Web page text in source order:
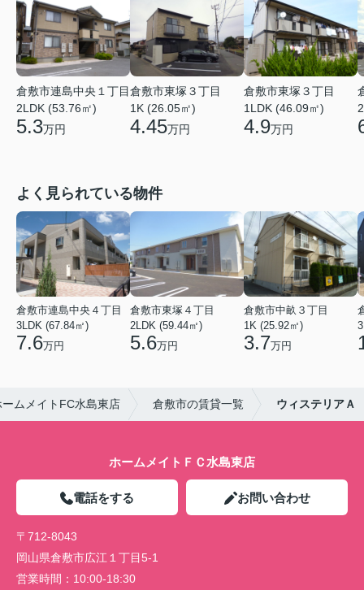
倉敷市連島中央１丁目
2LDK (53.76㎡)
5.3万円
倉敷市東塚３丁目
1K (26.05㎡)
4.45万円
倉敷市東塚３丁目
1LDK (46.09㎡)
4.9万円
よく見られている物件
倉敷市連島中央４丁目
3LDK (67.84㎡)
7.6万円
倉敷市東塚４丁目
2LDK (59.44㎡)
5.6万円
倉敷市中畝３丁目
1K (25.92㎡)
3.7万円
ムメイトFC水島東店 倉敷市の賃貸一覧 ウィステリアＡ
ホームメイトＦＣ水島東店
電話をする お問い合わせ
〒712-8043
岡山県倉敷市広江１丁目5-1
営業時間： 10:00-18:30